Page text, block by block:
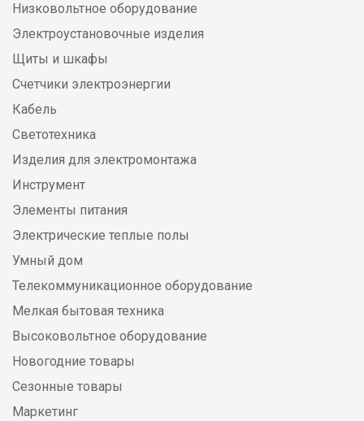
Низковольтное оборудование
Электроустановочные изделия
Щиты и шкафы
Счетчики электроэнергии
Кабель
Светотехника
Изделия для электромонтажа
Инструмент
Элементы питания
Электрические теплые полы
Умный дом
Телекоммуникационное оборудование
Мелкая бытовая техника
Высоковольтное оборудование
Новогодние товары
Сезонные товары
Маркетинг